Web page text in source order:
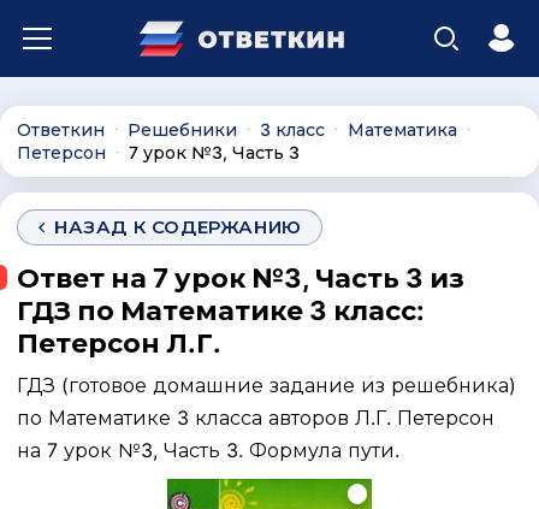
Ответкин ∙ Решебники ∙ 3 класс ∙ Математика ∙
Петерсон ∙ 7 урок №3, Часть 3
НАЗАД К СОДЕРЖАНИЮ
Ответ на 7 урок №3, Часть 3 из
ГДЗ по Математике 3 класс:
Петерсон Л.Г.
ГДЗ (готовое домашние задание из решебника)
по Математике 3 класса авторов Л.Г. Петерсон
на 7 урок №3, Часть 3. Формула пути.